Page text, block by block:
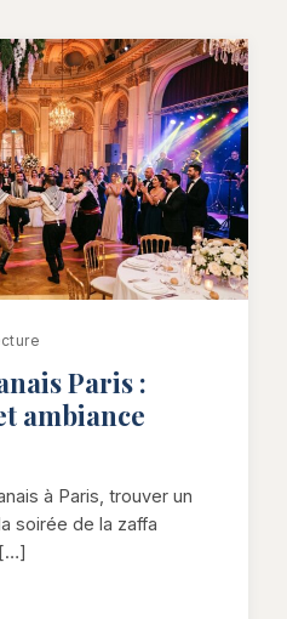
Paris :
ambiance
à Paris, trouver un
soirée de la zaffa
[…]